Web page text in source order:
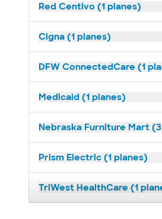
Red Centivo (1 planes)
Cigna (1 planes)
DFW ConnectedCare (1
Medicaid (1 planes)
Nebraska Furniture Mart
Prism Electric (1 planes)
TriWest HealthCare (1